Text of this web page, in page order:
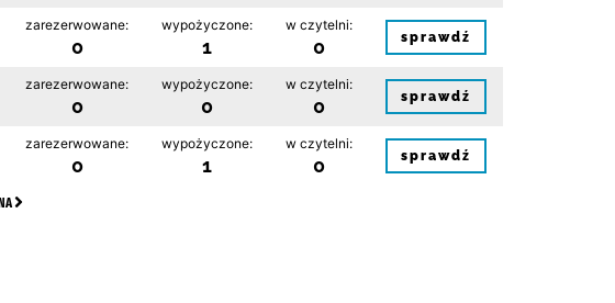
zarezerwowane:
0
wypożyczone:
1
w czytelni:
0 sprawdź
zarezerwowane:
0
wypożyczone:
0
w czytelni:
0 sprawdź
zarezerwowane:
0
wypożyczone:
1
w czytelni:
0 sprawdź